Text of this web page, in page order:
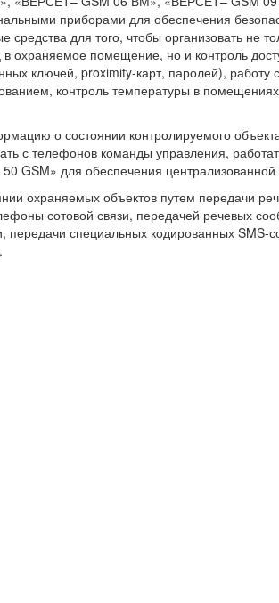
приборами для обеспечения
для того, чтобы организовать не
в охраняемое помещение, но и контроль
ключей, proximity-карт, паролей), работу
контроль температуры в
о состоянии контролируемого
с телефонов команды управления,
GSM» для обеспечения
охраняемых объектов путем передачи
сотовой связи, передачей речевых
передачи специальных кодированных SMS-